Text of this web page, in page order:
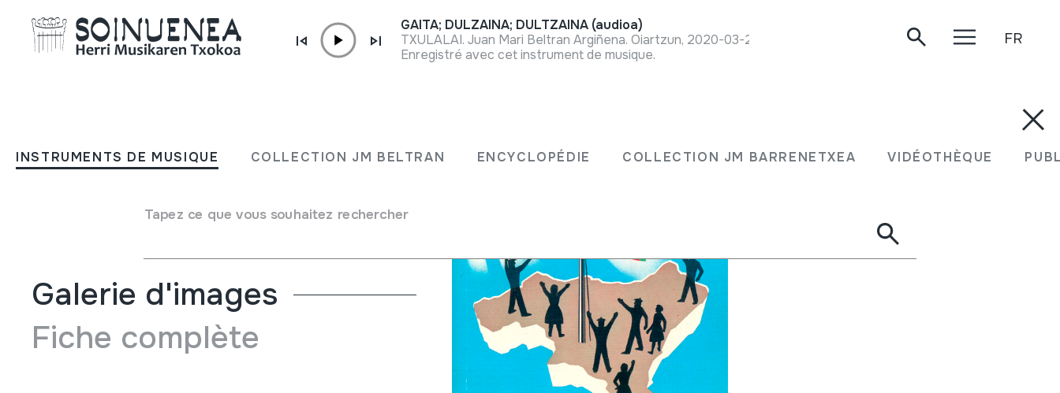
INSTRUMENTS DE MUSIQUE COLLECTION JM BELTRAN ENCYCLOPÉDIE COLLECTION JM BARRENETXEA VIDÉOTHÈQUE
Tapez ce que vous souhaitez rechercher
GAITA; DULZAINA; DULTZAINA (audioa)
TXULALAI. Juan Mari Beltran Argiñena. Oiartzun, 2020-03-25.
Enregistré avec cet instrument de musique.
FR
EUSKADI'REN ABOTSAK
->EUSKAL HERRIA
Galerie d'images
Fiche complète